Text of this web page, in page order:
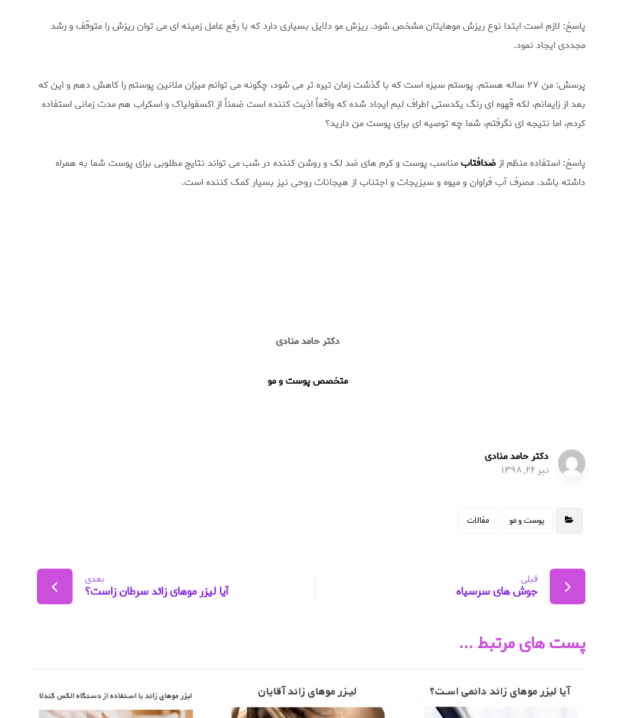
پاسخ: لازم است ابتدا نوع ریزش موهایتان مشخص شود. ریزش مو دلایل بسیاری دارد که با رفع عامل زمینه ای می توان ریزش را متوقف و رشد
مجددی ایجاد نمود.
پرسش: من ۲۷ ساله هستم. پوستم سبزه است که با گذشت زمان تیره تر می شود، چگونه می توانم میزان ملانین پوستم را کاهش دهم و این که
بعد از زایمانم، لکه قهوه ای رنگ یکدستی اطراف لبم ایجاد شده که واقعاً اذیت کننده است ضمناً از اکسفولیاک و اسکراب هم مدت زمانی استفاده
کردم، اما نتیجه ای نگرفتم، شما چه توصیه ای برای پوست من دارید؟
پاسخ: استفاده منظم ازضدافتابمناسب پوست و کرم های ضد لک و روشن کننده در شب می تواند نتایج مطلوبی برای پوست شما به همراه
داشته باشد. مصرف آب فراوان و میوه و سبزیجات و اجتناب از هیجانات روحی نیز بسیار کمک کننده است.
دکتر حامد منادی
متخصص پوست و مو
دکتر حامد منادی
تیر ۲۴, ۱۳۹۸
پوست و مو مقالات
قبلی
جوش های سرسیاه
بعدی
آیا لیزر موهای زائد سرطان زاست؟
پست های مرتبط ...